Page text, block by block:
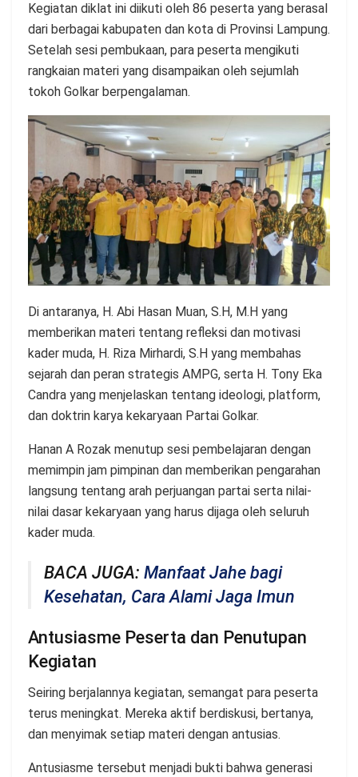
Kegiatan diklat ini diikuti oleh 86 peserta yang berasal
dari berbagai kabupaten dan kota di Provinsi Lampung.
Setelah sesi pembukaan, para peserta mengikuti
rangkaian materi yang disampaikan oleh sejumlah
tokoh Golkar berpengalaman.
Di antaranya, H. Abi Hasan Muan, S.H, M.H yang
memberikan materi tentang refleksi dan motivasi
kader muda, H. Riza Mirhardi, S.H yang membahas
sejarah dan peran strategis AMPG, serta H. Tony Eka
Candra yang menjelaskan tentang ideologi, platform,
dan doktrin karya kekaryaan Partai Golkar.
Hanan A Rozak menutup sesi pembelajaran dengan
memimpin jam pimpinan dan memberikan pengarahan
langsung tentang arah perjuangan partai serta nilai-
nilai dasar kekaryaan yang harus dijaga oleh seluruh
kader muda.
BACA JUGA: Manfaat Jahe bagi
Kesehatan, Cara Alami Jaga Imun
Antusiasme Peserta dan Penutupan
Kegiatan
Seiring berjalannya kegiatan, semangat para peserta
terus meningkat. Mereka aktif berdiskusi, bertanya,
dan menyimak setiap materi dengan antusias.
Antusiasme tersebut menjadi bukti bahwa generasi